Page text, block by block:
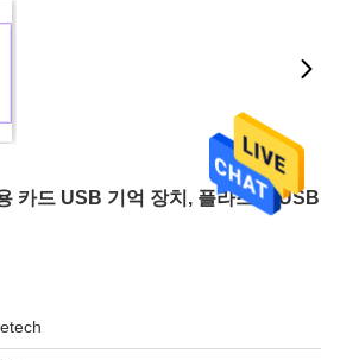
카드 USB 기억 장치, 플라스틱 USB